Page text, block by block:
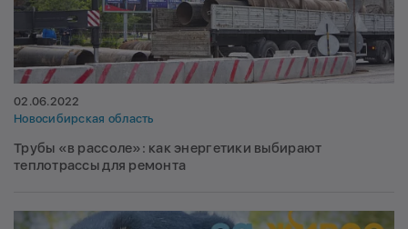
02.06.2022
Новосибирская область
Трубы «в рассоле»: как энергетики выбирают
теплотрассы для ремонта